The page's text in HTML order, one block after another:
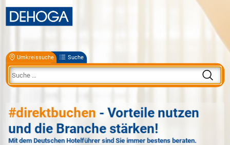
Umkreissuche Suche
#direktbuchen - Vorteile nutzen
und die Branche stärken!
Mit dem Deutschen Hotelführer sind Sie immer bestens beraten.